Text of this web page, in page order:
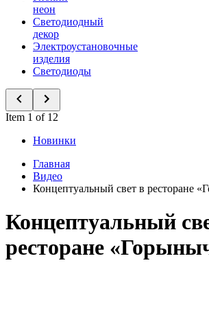
неон
Светодиодный
декор
Электроустановочные
изделия
Светодиоды
Item 1 of 12
Новинки
Главная
Видео
Концептуальный свет в ресторане
Концептуальный
ресторане